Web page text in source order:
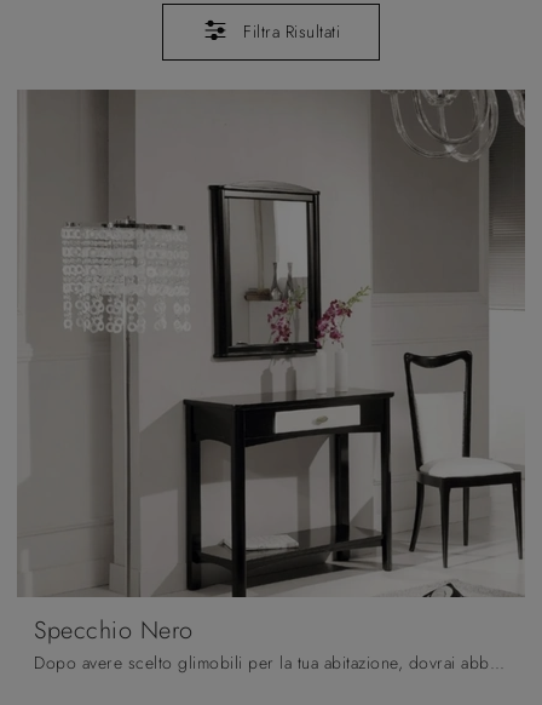
Filtra Risultati
Specchio Nero
Dopo avere scelto glimobili per la tua abitazione, dovrai abbellire gli spazi indoor con i multifunzionali Complementi di grande impatto estetico che ...